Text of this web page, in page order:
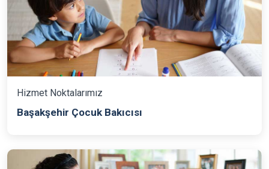
Hizmet Noktalarımız
Başakşehir Çocuk Bakıcısı